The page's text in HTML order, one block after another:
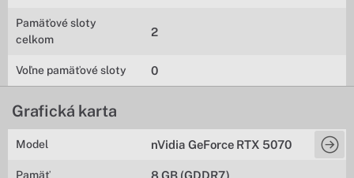
Pamäťové sloty
celkom
2
Voľne pamäťové sloty 0
Grafická karta
Model nVidia GeForce RTX 5070
Pamäť 8 GB (GDDR7)